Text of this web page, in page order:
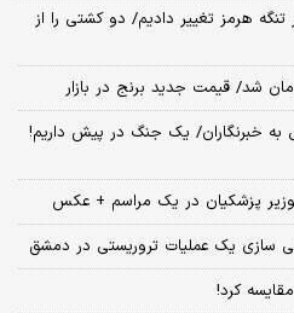
51 کشتی را در تنگه هرمز تغییر دادیم/ دو کشتی را از
به خبرنگاران/ یک جنگ در پیش داریم!
پزشکیان در یک مراسم + عکس
سازی یک عملیات تروریستی در دمشق
کرد!